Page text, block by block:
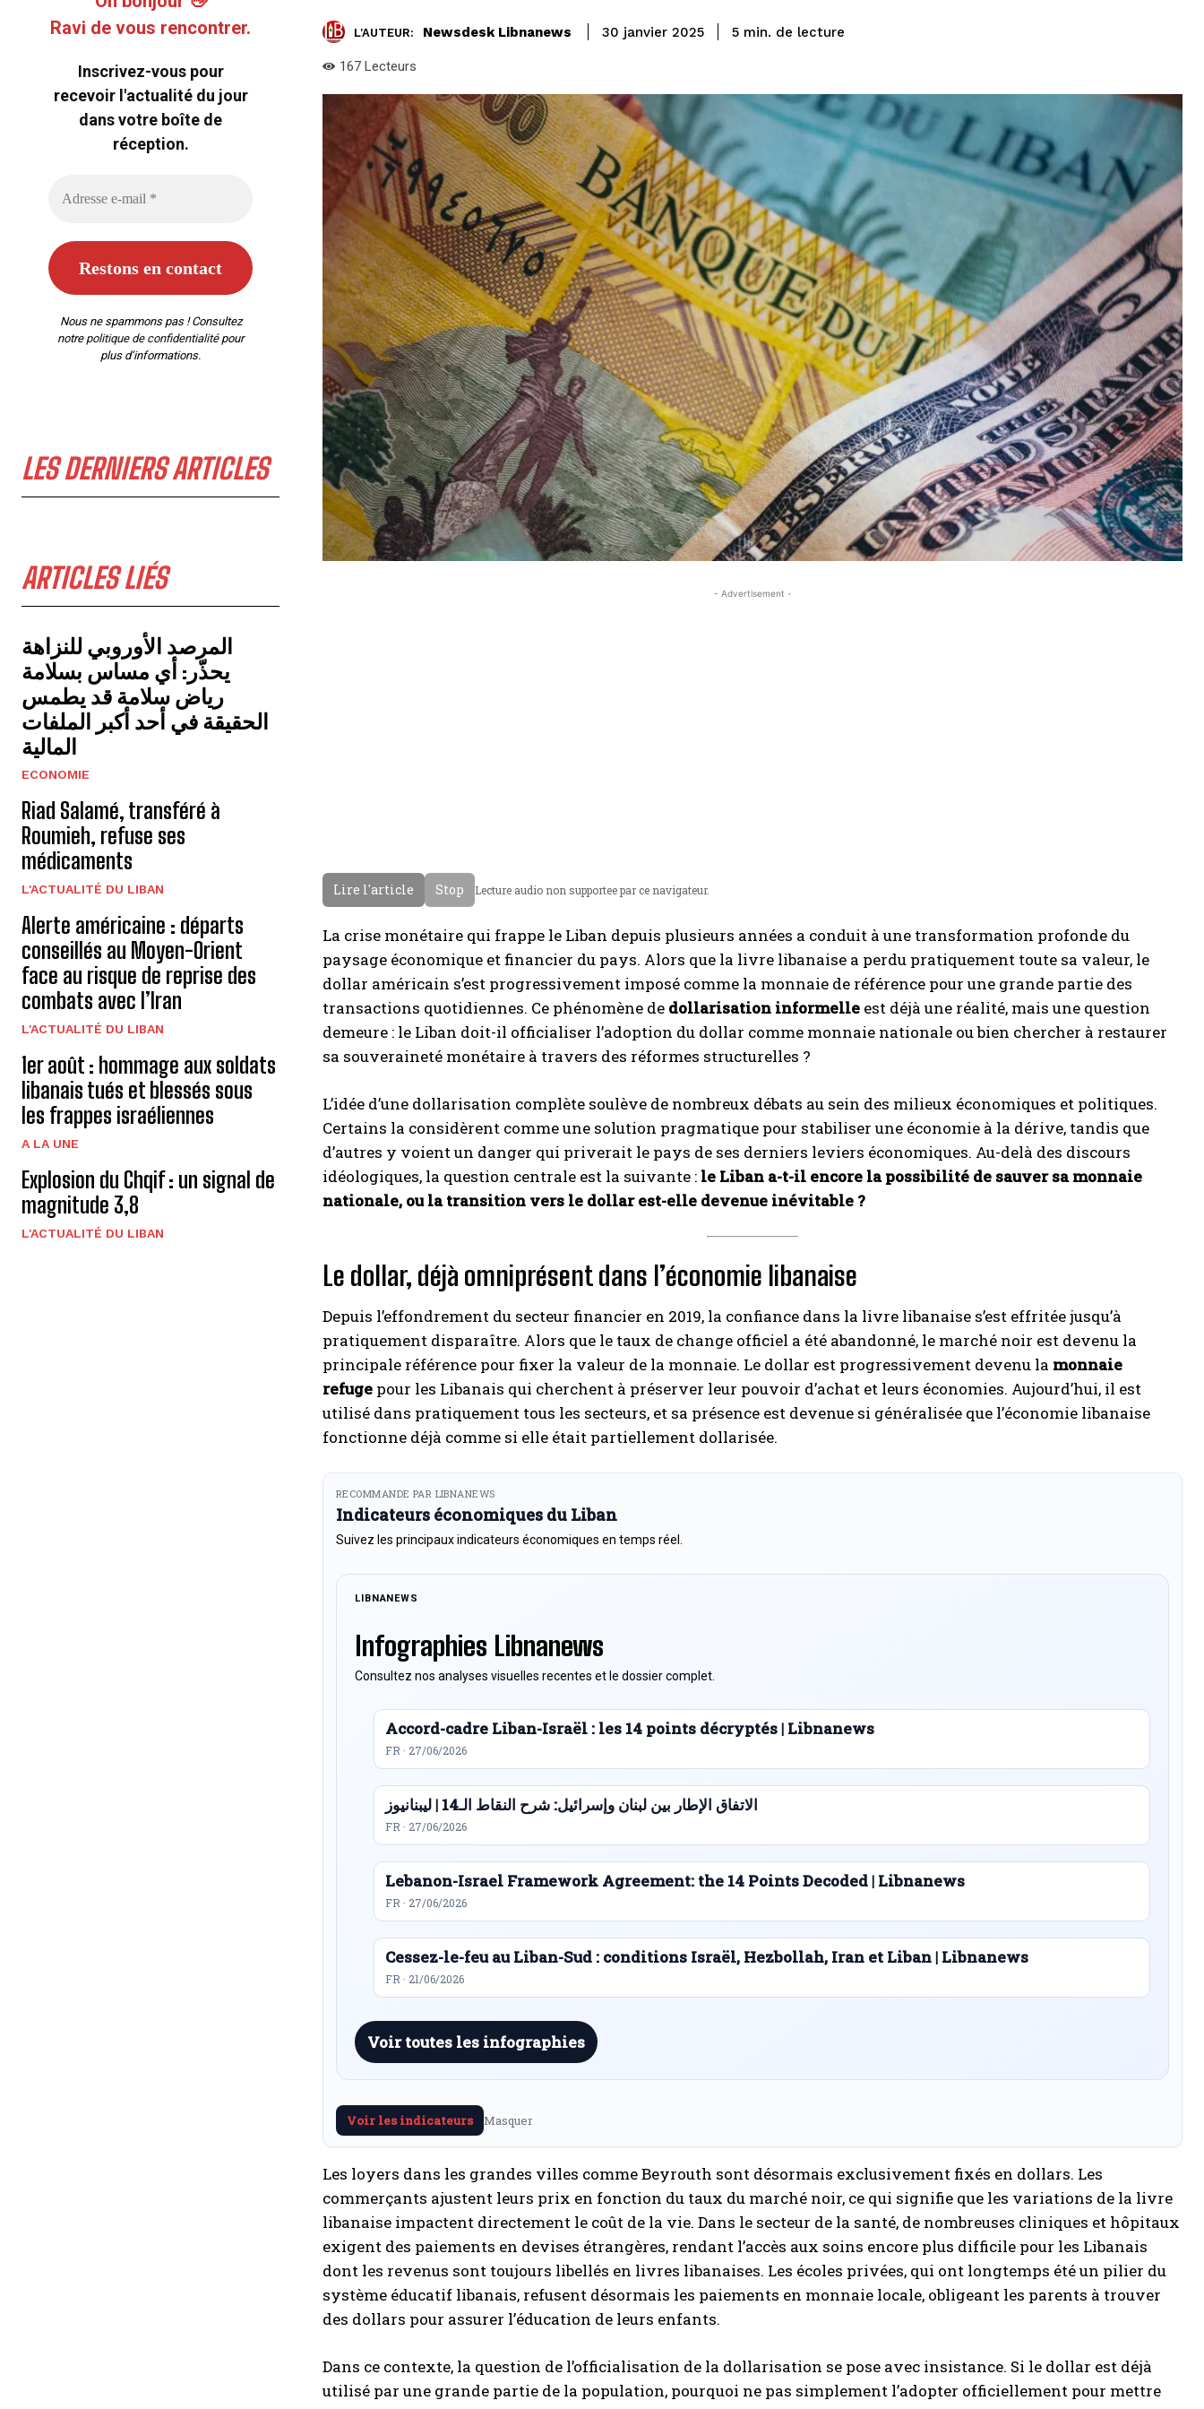
Ravi de vous rencontrer.
Inscrivez-vous pour
recevoir l'actualité du jour
dans votre boîte de
réception.
Nous ne spammons pas ! Consultez
notre politique de confidentialitépour
plus d’informations.
LES DERNIERS ARTICLES
ARTICLES LIÉS
المرصد الأوروبي للنزاهة
يحذّر: أي مساس بسلامة
رياض سلامة قد يطمس
الحقيقة في أحد أكبر الملفات
المالية
ECONOMIE
Riad Salamé, transféré à
Roumieh, refuse ses
médicaments
L'ACTUALITÉ DU LIBAN
Alerte américaine : départs
conseillés au Moyen-Orient
face au risque de reprise des
combats avec l’Iran
L'ACTUALITÉ DU LIBAN
1er août : hommage aux soldats
libanais tués et blessés sous
les frappes israéliennes
A LA UNE
Explosion du Chqif : un signal de
magnitude 3,8
L'ACTUALITÉ DU LIBAN
L'AUTEUR: Newsdesk Libnanews 30 janvier 2025 5 min. de lecture
167 Lecteurs
- Advertisement -
Lire l'article Stop Lecture audio non supportee par ce navigateur.
La crise monétaire qui frappe le Liban depuis plusieurs années a conduit à une transformation profonde du
paysage économique et financier du pays. Alors que la livre libanaise a perdu pratiquement toute sa valeur, le
dollar américain s’est progressivement imposé comme la monnaie de référence pour une grande partie des
transactions quotidiennes. Ce phénomène de dollarisation informelle est déjà une réalité, mais une question
demeure : le Liban doit-il officialiser l’adoption du dollar comme monnaie nationale ou bien chercher à restaurer
sa souveraineté monétaire à travers des réformes structurelles ?
L’idée d’une dollarisation complète soulève de nombreux débats au sein des milieux économiques et politiques.
Certains la considèrent comme une solution pragmatique pour stabiliser une économie à la dérive, tandis que
d’autres y voient un danger qui priverait le pays de ses derniers leviers économiques. Au-delà des discours
idéologiques, la question centrale est la suivante : le Liban a-t-il encore la possibilité de sauver sa monnaie
nationale, ou la transition vers le dollar est-elle devenue inévitable ?
Le dollar, déjà omniprésent dans l’économie libanaise
Depuis l’effondrement du secteur financier en 2019, la confiance dans la livre libanaise s’est effritée jusqu’à
pratiquement disparaître. Alors que le taux de change officiel a été abandonné, le marché noir est devenu la
principale référence pour fixer la valeur de la monnaie. Le dollar est progressivement devenu la monnaie
refuge pour les Libanais qui cherchent à préserver leur pouvoir d’achat et leurs économies. Aujourd’hui, il est
utilisé dans pratiquement tous les secteurs, et sa présence est devenue si généralisée que l’économie libanaise
fonctionne déjà comme si elle était partiellement dollarisée.
RECOMMANDE PAR LIBNANEWS
Indicateurs économiques du Liban
Suivez les principaux indicateurs économiques en temps réel.
LIBNANEWS
Infographies Libnanews
Consultez nos analyses visuelles recentes et le dossier complet.
Accord-cadre Liban-Israël : les 14 points décryptés | Libnanews
FR · 27/06/2026
الاتفاق الإطار بين لبنان وإسرائيل: شرح النقاط الـ14 | ليبنانيوز
FR · 27/06/2026
Lebanon-Israel Framework Agreement: the 14 Points Decoded | Libnanews
FR · 27/06/2026
Cessez-le-feu au Liban-Sud : conditions Israël, Hezbollah, Iran et Liban | Libnanews
FR · 21/06/2026
Voir toutes les infographies
Voir les indicateurs Masquer
Les loyers dans les grandes villes comme Beyrouth sont désormais exclusivement fixés en dollars. Les
commerçants ajustent leurs prix en fonction du taux du marché noir, ce qui signifie que les variations de la livre
libanaise impactent directement le coût de la vie. Dans le secteur de la santé, de nombreuses cliniques et hôpitaux
exigent des paiements en devises étrangères, rendant l’accès aux soins encore plus difficile pour les Libanais
dont les revenus sont toujours libellés en livres libanaises. Les écoles privées, qui ont longtemps été un pilier du
système éducatif libanais, refusent désormais les paiements en monnaie locale, obligeant les parents à trouver
des dollars pour assurer l’éducation de leurs enfants.
Dans ce contexte, la question de l’officialisation de la dollarisation se pose avec insistance. Si le dollar est déjà
utilisé par une grande partie de la population, pourquoi ne pas simplement l’adopter officiellement pour mettre